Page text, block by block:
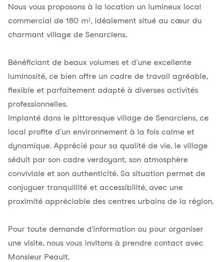
Nous vous proposons à la location un lumineux local
commercial de 180 m², idéalement situé au cœur du
charmant village de Senarclens.
Bénéficiant de beaux volumes et d'une excellente
luminosité, ce bien offre un cadre de travail agréable,
flexible et parfaitement adapté à diverses activités
professionnelles.
Implanté dans le pittoresque village de Senarclens, ce
local profite d'un environnement à la fois calme et
dynamique. Apprécié pour sa qualité de vie, le village
séduit par son cadre verdoyant, son atmosphère
conviviale et son authenticité. Sa situation permet de
conjuguer tranquillité et accessibilité, avec une
proximité appréciable des centres urbains de la région.
Pour toute demande d'information ou pour organiser
une visite, nous vous invitons à prendre contact avec
Monsieur Peault.